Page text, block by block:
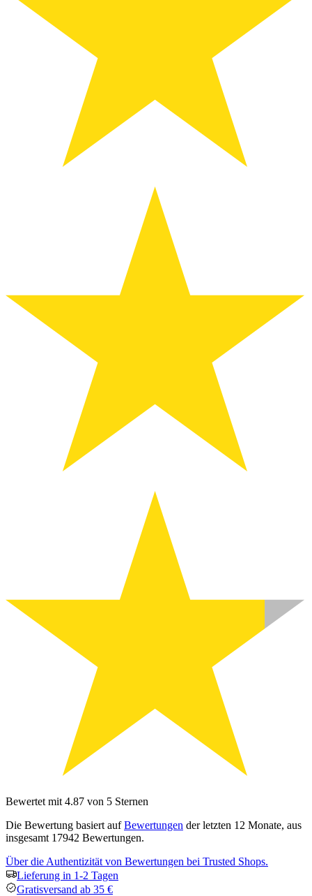
Bewertet mit 4.87 von 5 Sternen
Die Bewertung basiert aufBewertungen der letzten 12 Monate, aus
insgesamt 17942 Bewertungen.
Über die Authentizität von Bewertungen bei Trusted Shops.
Lieferung in 1-2 Tagen
Gratisversand ab 35 €